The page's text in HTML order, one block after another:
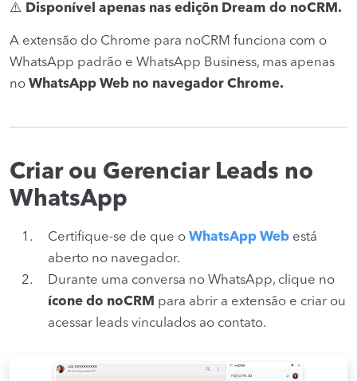
⚠️ Disponível apenas nas ediçõn Dream do noCRM.
A extensão do Chrome para noCRM funciona com o
WhatsApp padrão e WhatsApp Business, mas apenas
no WhatsApp Web no navegador Chrome.
Criar ou Gerenciar Leads no
WhatsApp
Certifique-se de que o WhatsApp Web está
aberto no navegador.
Durante uma conversa no WhatsApp, clique no
ícone do noCRM para abrir a extensão e criar ou
acessar leads vinculados ao contato.